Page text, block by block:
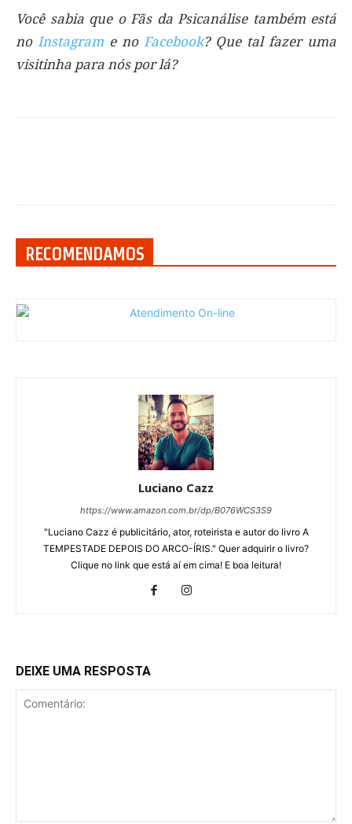
Você sabia que o Fãs da Psicanálise também está
no Instagrame no Facebook? Que tal fazer uma
visitinha para nós por lá?
RECOMENDAMOS
Luciano Cazz
https://www.amazon.com.br/dp/B076WCS3S9
"Luciano Cazz é publicitário, ator, roteirista e autor do livro A
TEMPESTADE DEPOIS DO ARCO-ÍRIS." Quer adquirir o livro?
Clique no link que está aí em cima! E boa leitura!
DEIXE UMA RESPOSTA